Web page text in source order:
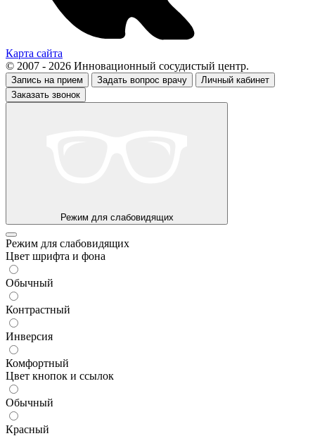
Карта сайта
© 2007 - 2026 Инновационный сосудистый центр.
Запись на прием Задать вопрос врачу
Личный кабинет
Заказать звонок
Режим для слабовидящих
Режим для слабовидящих
Цвет шрифта и фона
Обычный
Контрастный
Инверсия
Комфортный
Цвет кнопок и ссылок
Обычный
Красный